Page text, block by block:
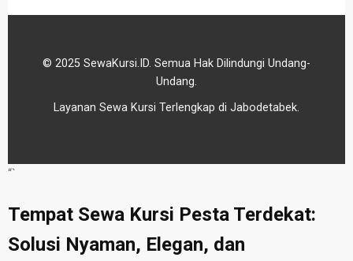
© 2025 SewaKursi.ID. Semua Hak Dilindungi Undang-
Undang.
Layanan Sewa Kursi Terlengkap di Jabodetabek.
“`
Tempat Sewa Kursi Pesta Terdekat:
Solusi Nyaman, Elegan, dan